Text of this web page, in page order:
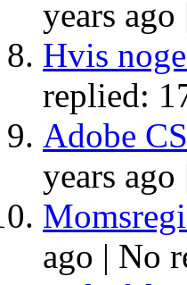
years ago
Hvis
replied:
Adobe
years ago
ago | No